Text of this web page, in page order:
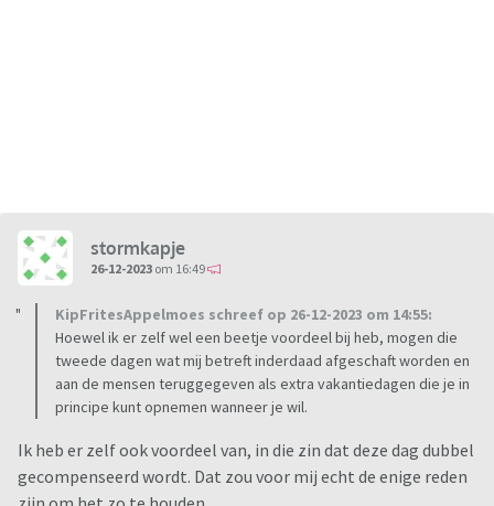
stormkapje
26-12-2023 om 16:49
KipFritesAppelmoes schreef op 26-12-2023 om 14:55:
Hoewel ik er zelf wel een beetje voordeel bij heb, mogen die
tweede dagen wat mij betreft inderdaad afgeschaft worden en
aan de mensen teruggegeven als extra vakantiedagen die je in
principe kunt opnemen wanneer je wil.
Ik heb er zelf ook voordeel van, in die zin dat deze dag dubbel
gecompenseerd wordt. Dat zou voor mij echt de enige reden